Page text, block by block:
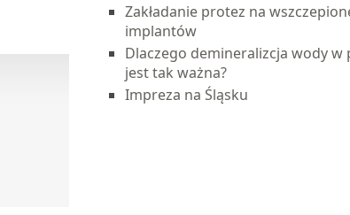
Zakładanie protez na
implantów
Dlaczego demineralizcja wody w
jest tak ważna?
Impreza na Śląsku